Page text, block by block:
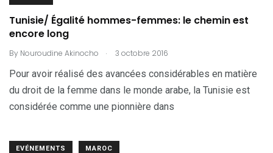
Tunisie/ Égalité hommes-femmes: le chemin est
encore long
By Nouroudine Akinocho . 3 octobre 2016
Pour avoir réalisé des avancées considérables en matière
du droit de la femme dans le monde arabe, la Tunisie est
considérée comme une pionnière dans
EVÉNEMENTS MAROC